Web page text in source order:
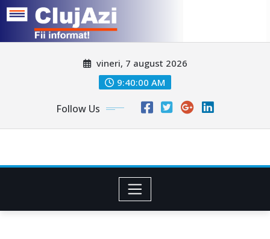
vineri, 7 august 2026
9:40:02 AM
Follow Us